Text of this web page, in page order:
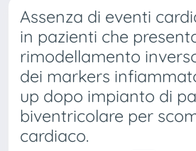
Assenza di eventi
in pazienti che
rimodellamento
dei markers
up dopo impianto di
biventricolare per
cardiaco.